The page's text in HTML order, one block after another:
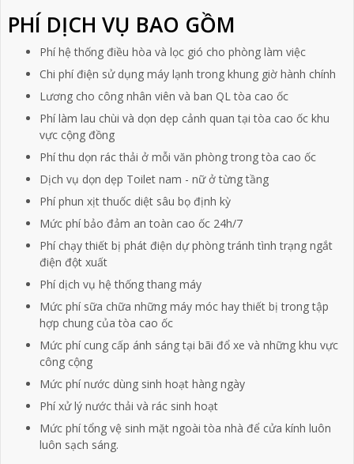
PHÍ DỊCH VỤ BAO GỒM
Phí hệ thống điều hòa và lọc gió cho phòng làm việc
Chi phí điện sử dụng máy lạnh trong khung giờ hành chính
Lương cho công nhân viên và ban QL tòa cao ốc
Phí làm lau chùi và dọn dẹp cảnh quan tại tòa cao ốc khu
vực cộng đồng
Phí thu dọn rác thải ở mỗi văn phòng trong tòa cao ốc
Dịch vụ dọn dẹp Toilet nam - nữ ở từng tầng
Phí phun xịt thuốc diệt sâu bọ định kỳ
Mức phí bảo đảm an toàn cao ốc 24h/7
Phí chạy thiết bị phát điện dự phòng tránh tình trạng ngắt
điện đột xuất
Phí dịch vụ hệ thống thang máy
Mức phí sữa chữa những máy móc hay thiết bị trong tập
hợp chung của tòa cao ốc
Mức phí cung cấp ánh sáng tại bãi đổ xe và những khu vực
công cộng
Mức phí nước dùng sinh hoạt hàng ngày
Phí xử lý nước thải và rác sinh hoạt
Mức phí tổng vệ sinh mặt ngoài tòa nhà để cửa kính luôn
luôn sạch sáng.